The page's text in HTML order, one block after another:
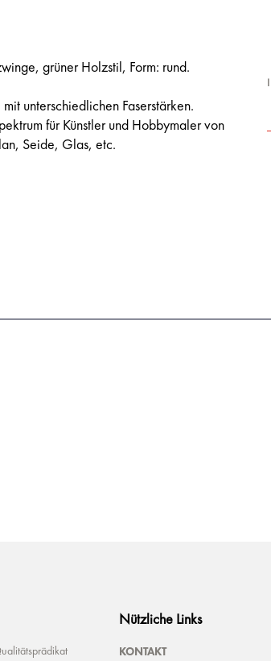
grüner Holzstil, Form: rund.
unterschiedlichen Faserstärken.
für Künstler und Hobbymaler von
Seide, Glas, etc.
Nützliche Links
KONTAKT